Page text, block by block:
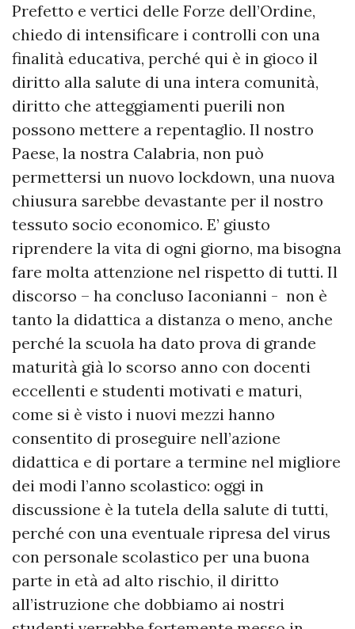
Prefetto e vertici delle Forze dell’Ordine,
chiedo di intensificare i controlli con una
finalità educativa, perché qui è in gioco il
diritto alla salute di una intera comunità,
diritto che atteggiamenti puerili non
possono mettere a repentaglio. Il nostro
Paese, la nostra Calabria, non può
permettersi un nuovo lockdown, una nuova
chiusura sarebbe devastante per il nostro
tessuto socio economico. E’ giusto
riprendere la vita di ogni giorno, ma bisogna
fare molta attenzione nel rispetto di tutti. Il
discorso – ha concluso Iaconianni - non è
tanto la didattica a distanza o meno, anche
perché la scuola ha dato prova di grande
maturità già lo scorso anno con docenti
eccellenti e studenti motivati e maturi,
come si è visto i nuovi mezzi hanno
consentito di proseguire nell’azione
didattica e di portare a termine nel migliore
dei modi l’anno scolastico: oggi in
discussione è la tutela della salute di tutti,
perché con una eventuale ripresa del virus
con personale scolastico per una buona
parte in età ad alto rischio, il diritto
all’istruzione che dobbiamo ai nostri